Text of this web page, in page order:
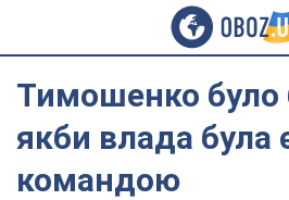
Тимошенко було
якби влада
командою